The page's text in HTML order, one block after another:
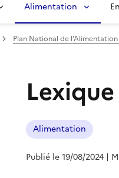
Alimentation
Plan National de
Alimentation
Publié le 19/08/2024 |